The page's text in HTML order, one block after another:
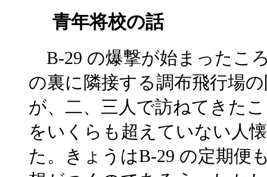
青年将校の話
B-29 の爆撃が始まったこ
の裏に隣接する調布飛行場
が、二、三人で訪ねてきた
をいくらも超えていない人
た。きょうはB-29 の定期便